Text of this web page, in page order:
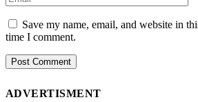
Save my name, email, and website in
time I comment.
ADVERTISMENT